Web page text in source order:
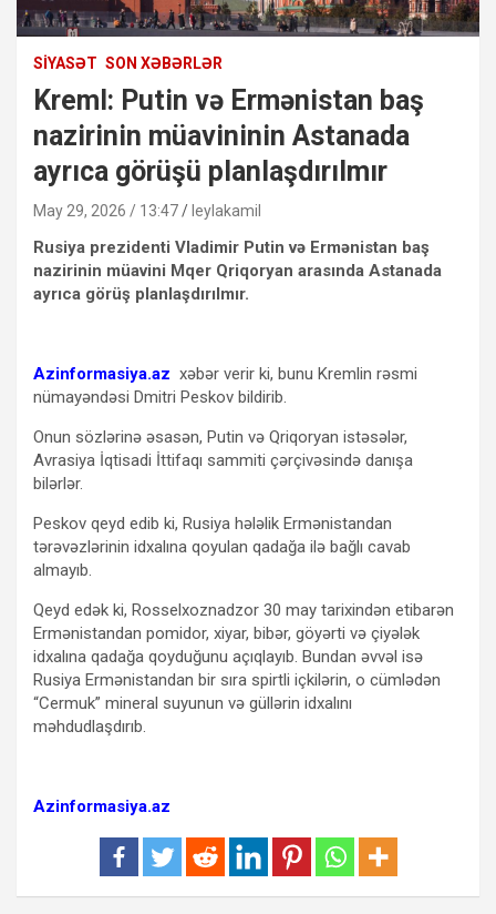
SIYASƏT SON XƏBƏRLƏR
Kreml: Putin və Ermənistan baş
nazirinin müavininin Astanada
ayrıca görüşü planlaşdırılmır
May 29, 2026 / 13:47 leylakamil
Rusiya prezidenti Vladimir Putin və Ermənistan baş
nazirinin müavini Mqer Qriqoryan arasında Astanada
ayrıca görüş planlaşdırılmır.
Azinformasiya.az xəbər verir ki, bunu Kremlin rəsmi
nümayəndəsi Dmitri Peskov bildirib.
Onun sözlərinə əsasən, Putin və Qriqoryan istəsələr,
Avrasiya İqtisadi İttifaqı sammiti çərçivəsində danışa
bilərlər.
Peskov qeyd edib ki, Rusiya hələlik Ermənistandan
tərəvəzlərinin idxalına qoyulan qadağa ilə bağlı cavab
almayıb.
Qeyd edək ki, Rosselxoznadzor 30 may tarixindən etibarən
Ermənistandan pomidor, xiyar, bibər, göyərti və çiyələk
idxalına qadağa qoyduğunu açıqlayıb. Bundan əvvəl isə
Rusiya Ermənistandan bir sıra spirtli içkilərin, o cümlədən
“Cermuk” mineral suyunun və güllərin idxalını
məhdudlaşdırıb.
Azinformasiya.az